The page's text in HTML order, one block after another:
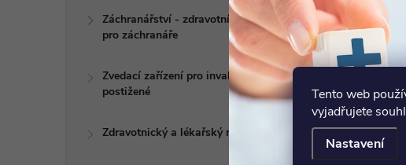
Tento web
vyjadřujete
Nastavení
Záchranářství - zdravotní potřeby
pro záchranáře
Zvedací zařízení pro invalidy a
postižené
Zdravotnický a lékařský nábytek